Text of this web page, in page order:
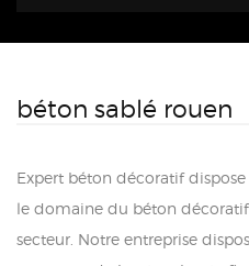
béton sablé rouen
Expert béton décoratif
le domaine du béton
secteur. Notre entreprise